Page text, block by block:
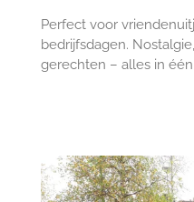
Perfect voor
bedrijfsdagen.
gerechten – alles in